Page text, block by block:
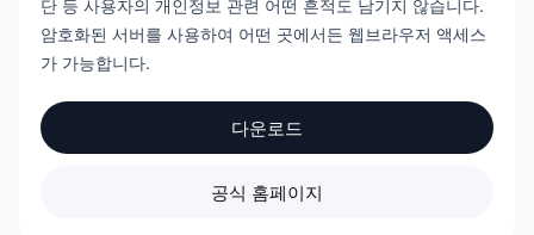
단 등 사용자의 개인정보 관련 어떤 흔적도 남기지 않습니다.
암호화된 서버를 사용하여 어떤 곳에서든 웹브라우저 액세스
가 가능합니다.
다운로드
공식 홈페이지